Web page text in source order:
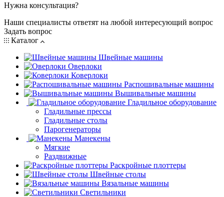
Нужна консультация?
Наши специалисты ответят на любой интересующий вопрос
Задать вопрос
Каталог
Швейные машины
Оверлоки
Коверлоки
Распошивальные машины
Вышивальные машины
Гладильное оборудование
Гладильные прессы
Гладильные столы
Парогенераторы
Манекены
Мягкие
Раздвижные
Раскройные плоттеры
Швейные столы
Вязальные машины
Светильники